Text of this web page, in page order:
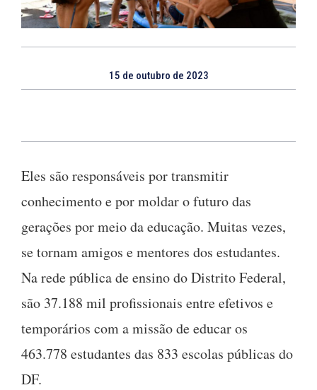
15 de outubro de 2023
Eles são responsáveis por transmitir
conhecimento e por moldar o futuro das
gerações por meio da educação. Muitas vezes,
se tornam amigos e mentores dos estudantes.
Na rede pública de ensino do Distrito Federal,
são 37.188 mil profissionais entre efetivos e
temporários com a missão de educar os
463.778 estudantes das 833 escolas públicas do
DF.